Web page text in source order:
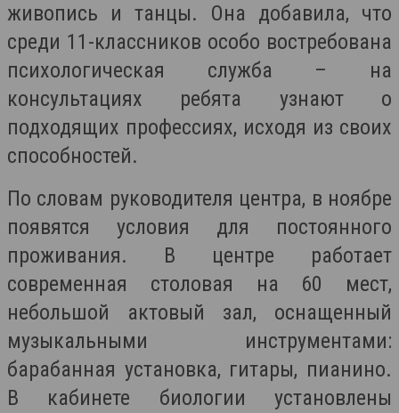
живопись и танцы. Она добавила, что
среди 11-классников особо востребована
психологическая служба – на
консультациях ребята узнают о
подходящих профессиях, исходя из своих
способностей.
По словам руководителя центра, в ноябре
появятся условия для постоянного
проживания. В центре работает
современная столовая на 60 мест,
небольшой актовый зал, оснащенный
музыкальными инструментами:
барабанная установка, гитары, пианино.
В кабинете биологии установлены